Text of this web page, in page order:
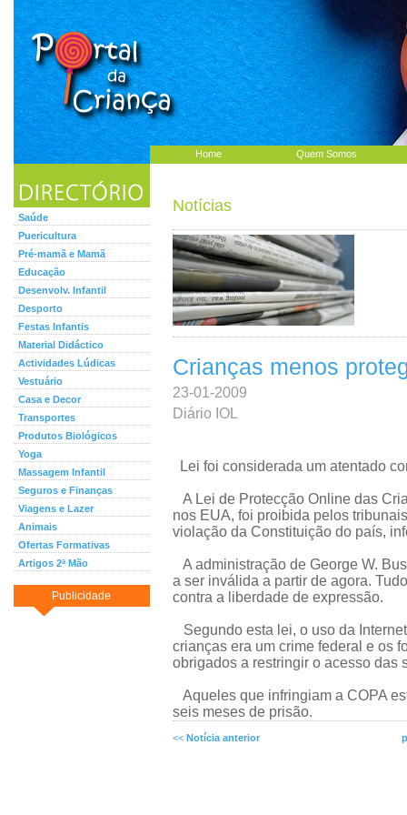
Home Quem Somos
Saúde
Puericultura
Pré-mamã e Mamã
Educação
Desenvolv. Infantil
Desporto
Festas Infantis
Material Didáctico
Actividades Lúdicas
Vestuário
Casa e Decor
Transportes
Produtos Biológicos
Yoga
Massagem Infantil
Seguros e Finanças
Viagens e Lazer
Animais
Ofertas Formativas
Artigos 2ª Mão
Publicidade
Notícias
Crianças menos
23-01-2009
Diário IOL
Lei foi considerada um atentado
A Lei de Protecção Online das
nos EUA, foi proibida pelos
violação da Constituição do país,
A administração de George W.
a ser inválida a partir de agora.
contra a liberdade de expressão.
Segundo esta lei, o uso da
crianças era um crime federal e os
obrigados a restringir o acesso das
Aqueles que infringiam a COPA
seis meses de prisão.
<< Notícia anterior